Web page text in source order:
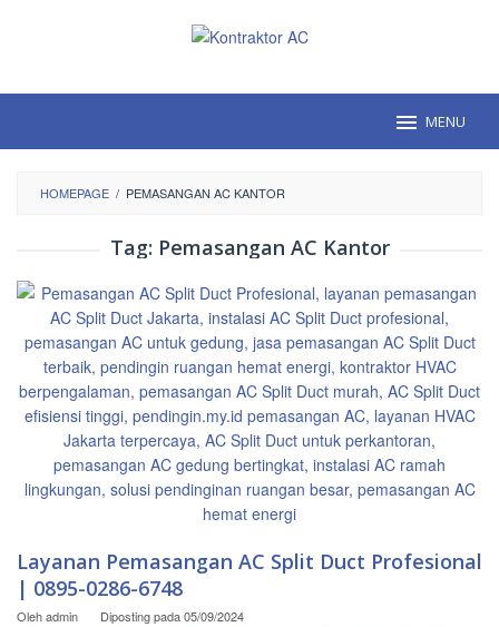
MENU
HOMEPAGE / PEMASANGAN AC KANTOR
Tag: Pemasangan AC Kantor
Layanan Pemasangan AC Split Duct Profesional
| 0895-0286-6748
Olehadmin Diposting pada05/09/2024